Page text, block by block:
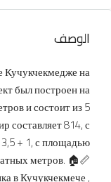
الوصف
Кучукчекмедже на
был построен на
и состоит из 5
составляет 814, с
+ 1, с площадью
метров. 🏠📏
в Кучукчекмече ,